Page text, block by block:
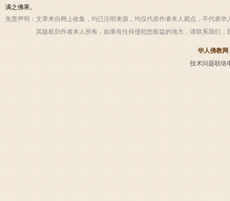
满之佛果。
免责声明： 文章来自网上收集，均已注明来源，均仅代表作者本人观点，不代表
其版权归作者本人所有，如果有任何侵犯您权益的地方，请联系我们，
华人佛教网
技术问题联络